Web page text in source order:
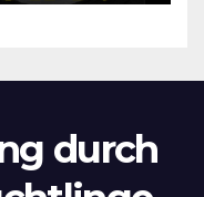
durch